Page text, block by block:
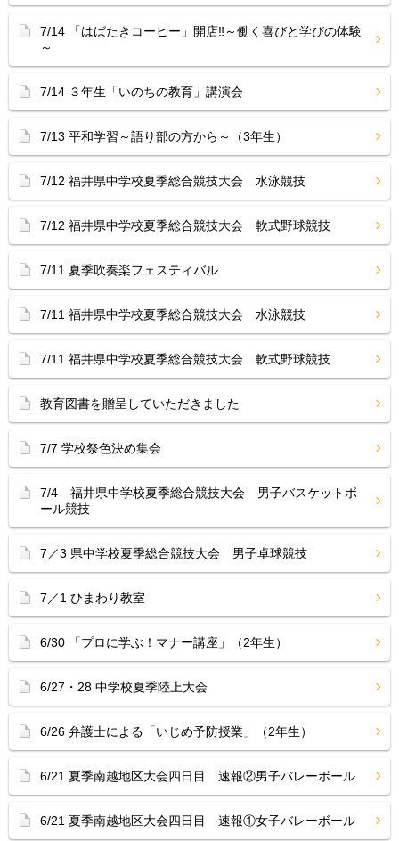
7/14 「はばたきコーヒー」開店‼︎～働く喜びと学びの体験
～
7/14 ３年生「いのちの教育」講演会
7/13 平和学習～語り部の方から～（3年生）
7/12 福井県中学校夏季総合競技大会 水泳競技
7/12 福井県中学校夏季総合競技大会 軟式野球競技
7/11 夏季吹奏楽フェスティバル
7/11 福井県中学校夏季総合競技大会 水泳競技
7/11 福井県中学校夏季総合競技大会 軟式野球競技
教育図書を贈呈していただきました
7/7 学校祭色決め集会
7/4 福井県中学校夏季総合競技大会 男子バスケットボ
ール競技
7／3 県中学校夏季総合競技大会 男子卓球競技
7／1 ひまわり教室
6/30 「プロに学ぶ！マナー講座」（2年生）
6/27・28 中学校夏季陸上大会
6/26 弁護士による「いじめ予防授業」（2年生）
6/21 夏季南越地区大会四日目 速報②男子バレーボール
6/21 夏季南越地区大会四日目 速報①女子バレーボール